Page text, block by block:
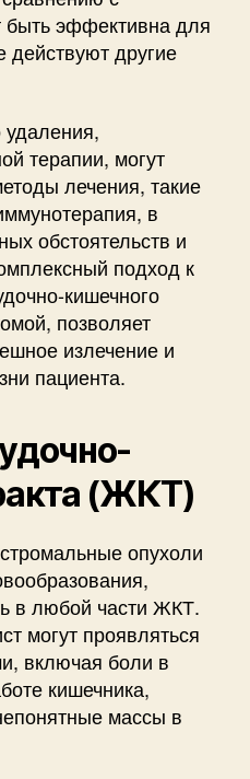
быть эффективна для
действуют другие
удаления,
терапии, могут
лечения, такие
в
обстоятельств и
подход к
кишечного
позволяет
излечение и
пациента.
(ЖКТ)
опухоли
в любой части ЖКТ.
могут проявляться
включая боли в
кишечника,
массы в